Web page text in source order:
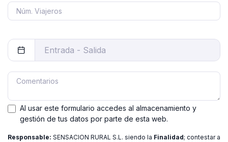
Al usar este formulario accedes al almacenamiento y
gestión de tus datos por parte de esta web.
Responsable: SENSACION RURAL S.L. siendo la Finalidad; contestar a